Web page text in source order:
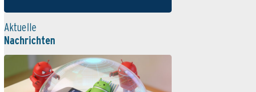
Aktuelle
Nachrichten